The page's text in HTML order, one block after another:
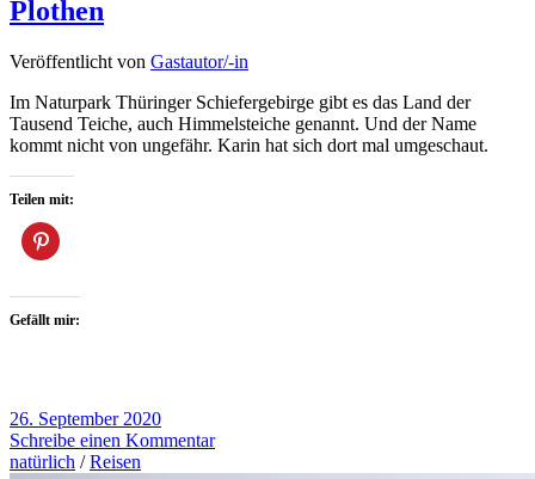
Plothen
Veröffentlicht von Gastautor/-in
Im Naturpark Thüringer Schiefergebirge gibt es das Land der
Tausend Teiche, auch Himmelsteiche genannt. Und der Name
kommt nicht von ungefähr. Karin hat sich dort mal umgeschaut.
Teilen mit:
Gefällt mir:
26. September 2020
Schreibe einen Kommentar
natürlich /Reisen